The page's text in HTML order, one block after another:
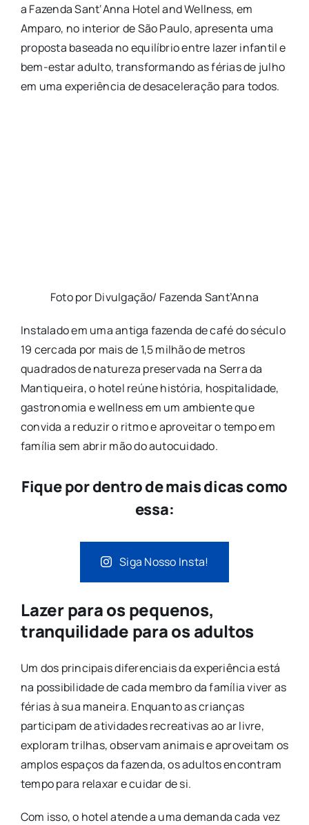
a Fazenda Sant‘Anna Hotel and Wellness, em
Amparo, no interior de São Paulo, apresenta uma
proposta baseada no equilíbrio entre lazer infantil e
bem-estar adulto, transformando as férias de julho
em uma experiência de desaceleração para todos.
Foto por Divulgação/ Fazenda Sant’Anna
Instalado em uma antiga fazenda de café do século
19 cercada por mais de 1,5 milhão de metros
quadrados de natureza preservada na Serra da
Mantiqueira, o hotel reúne história, hospitalidade,
gastronomia e wellness em um ambiente que
convida a reduzir o ritmo e aproveitar o tempo em
família sem abrir mão do autocuidado.
Fique por dentro de mais dicas como
essa:
Siga Nosso Insta!
Lazer para os pequenos,
tranquilidade para os adultos
Um dos principais diferenciais da experiência está
na possibilidade de cada membro da família viver as
férias à sua maneira. Enquanto as crianças
participam de atividades recreativas ao ar livre,
exploram trilhas, observam animais e aproveitam os
amplos espaços dafazenda, os adultos encontram
tempo para relaxar e cuidar de si.
Com isso, o hotel atende a uma demanda cada vez